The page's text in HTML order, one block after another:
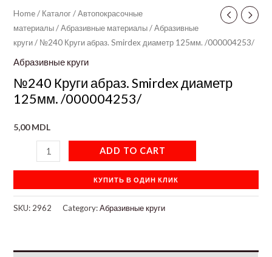
Home/ Каталог/Автопокрасочные
материалы/Абразивные материалы/Абразивные
круги/ №240 Круги абраз. Smirdex диаметр 125мм. /000004253/
Абразивные круги
№240 Круги абраз. Smirdex диаметр
125мм. /000004253/
5,00MDL
ADD TO CART
КУПИТЬ В ОДИН КЛИК
SKU: 2962 Category:Абразивные круги